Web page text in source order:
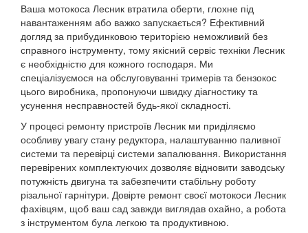
Ваша мотокоса Лесник втратила оберти, глохне під
навантаженням або важко запускається? Ефективний
догляд за прибудинковою територією неможливий без
справного інструменту, тому якісний сервіс техніки Лесник
є необхідністю для кожного господаря. Ми
спеціалізуємося на обслуговуванні тримерів та бензокос
цього виробника, пропонуючи швидку діагностику та
усунення несправностей будь-якої складності.
У процесі ремонту пристроїв Лесник ми приділяємо
особливу увагу стану редуктора, налаштуванню паливної
системи та перевірці системи запалювання. Використання
перевірених комплектуючих дозволяє відновити заводську
потужність двигуна та забезпечити стабільну роботу
різальної гарнітури. Довірте ремонт своєї мотокоси Лесник
фахівцям, щоб ваш сад завжди виглядав охайно, а робота
з інструментом була легкою та продуктивною.